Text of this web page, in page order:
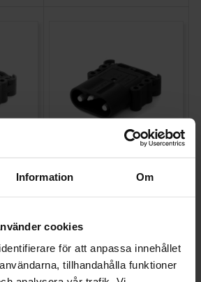
Information Om
cookies
för att anpassa innehållet
tillhandahålla funktioner
35
35kvmm
BATTERIEXPRESSEN
Webblager
609 krinkl. moms